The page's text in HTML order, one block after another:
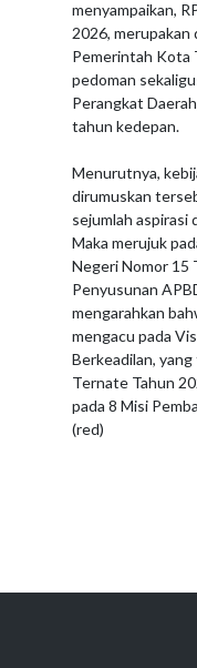
menyampaikan,
2026, merupakan
Pemerintah Kota
pedoman
Perangkat
tahun kedepan.
Menurutnya,
dirumuskan
sejumlah aspirasi
Maka merujuk
Negeri Nomor 15
Penyusunan
mengarahkan
mengacu pada
Berkeadilan,
Ternate Tahun
pada 8 Misi
(red)